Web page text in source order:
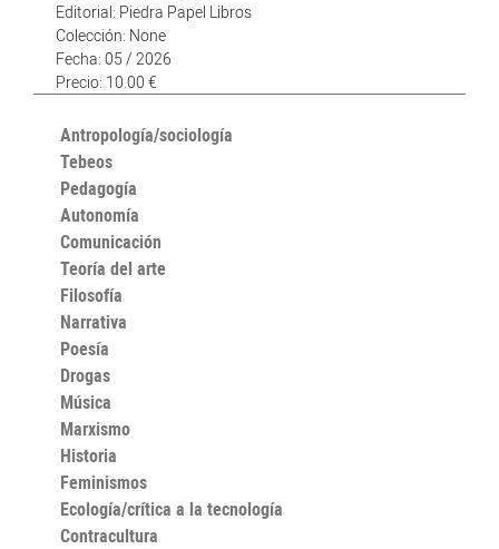
Editorial: Piedra Papel Libros
Colección: None
Fecha: 05 / 2026
Precio: 10.00 €
Antropología/sociología
Tebeos
Pedagogía
Autonomía
Comunicación
Teoría del arte
Filosofía
Narrativa
Poesía
Drogas
Música
Marxismo
Historia
Feminismos
Ecología/crítica a la tecnología
Contracultura